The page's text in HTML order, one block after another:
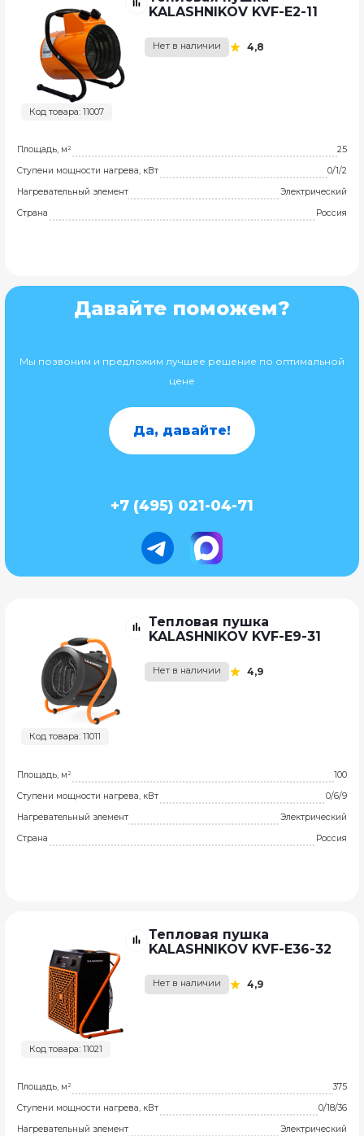
Код товара: 11007
KALASHNIKOV KVF-E2-11
Нет в наличии 4,8
Площадь, м²
25
Ступени мощности нагрева, кВт
0/1/2
Нагревательный элемент
Электрический
Страна
Россия
Давайте поможем?
Мы позвоним и предложим лучшее решение по оптимальной
цене
Да, давайте!
+7 (495) 021-04-71
Код товара: 11011
Тепловая пушка
KALASHNIKOV KVF-E9-31
Нет в наличии 4,9
Площадь, м²
100
Ступени мощности нагрева, кВт
0/6/9
Нагревательный элемент
Электрический
Страна
Россия
Код товара: 11021
Тепловая пушка
KALASHNIKOV KVF-E36-32
Нет в наличии 4,9
Площадь, м²
375
Ступени мощности нагрева, кВт
0/18/36
Нагревательный элемент
Электрический